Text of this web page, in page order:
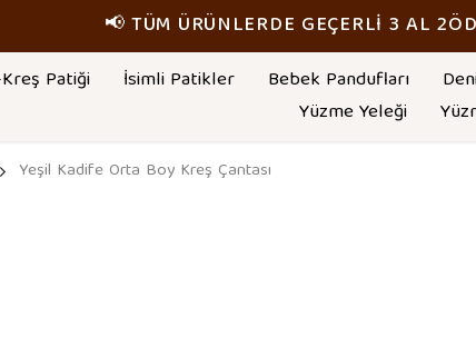
📢 TÜM ÜRÜNLERDE GEÇERLİ 3 AL
Patiği İsimli Patikler Bebek Pandufları
Yüzme Yeleği
Yeşil Kadife Orta Boy Kreş Çantası